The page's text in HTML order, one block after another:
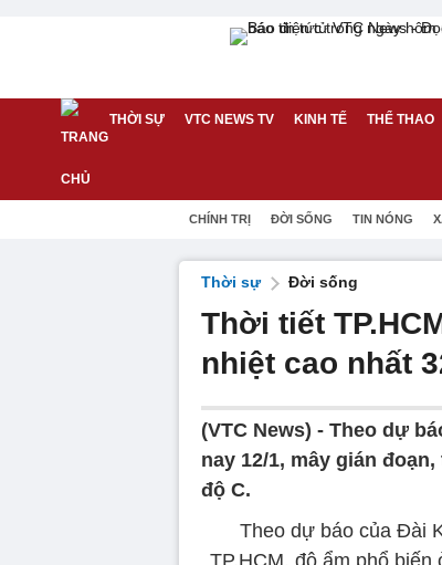
THỜI SỰ VTC NEWS TV KINH TẾ THỂ THAO
CHÍNH TRỊ ĐỜI SỐNG TIN NÓNG
Thời sự Đời sống
Thời tiết
nhiệt cao nhất
(VTC News) - Theo dự
nay 12/1, mây gián
độ C.
Theo dự báo của Đài
TP.HCM, độ ẩm phổ